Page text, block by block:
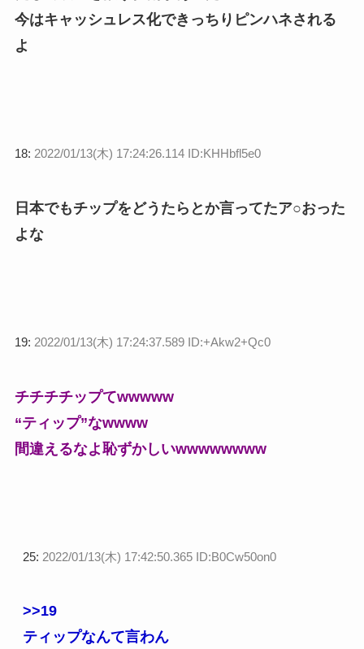
今はキャッシュレス化できっちりピンハネされる
よ
18: 2022/01/13(木) 17:24:26.114 ID:KHHbfl5e0
日本でもチップをどうたらとか言ってたア○おった
よな
19: 2022/01/13(木) 17:24:37.589 ID:+Akw2+Qc0
チチチチップてwwwww
“ティップ”なwwww
間違えるなよ恥ずかしいwwwwwwww
25: 2022/01/13(木) 17:42:50.365 ID:B0Cw50on0
>>19
ティップなんて言わん